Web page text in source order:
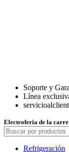
Soporte y
Línea
Electroferia de la
Refrigeración